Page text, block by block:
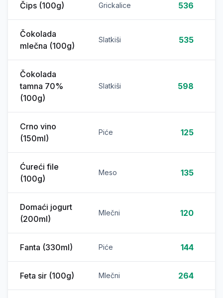
Čips (100g) Grickalice 536
Čokolada
mlečna (100g)
Slatkiši 535
Čokolada
tamna 70%
(100g)
Slatkiši 598
Crno vino
(150ml)
Piće 125
Ćureći file
(100g)
Meso 135
Domaći jogurt
(200ml)
Mlečni 120
Fanta (330ml) Piće 144
Feta sir (100g) Mlečni 264